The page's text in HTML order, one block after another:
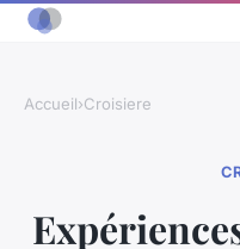
Accueil›Croisiere